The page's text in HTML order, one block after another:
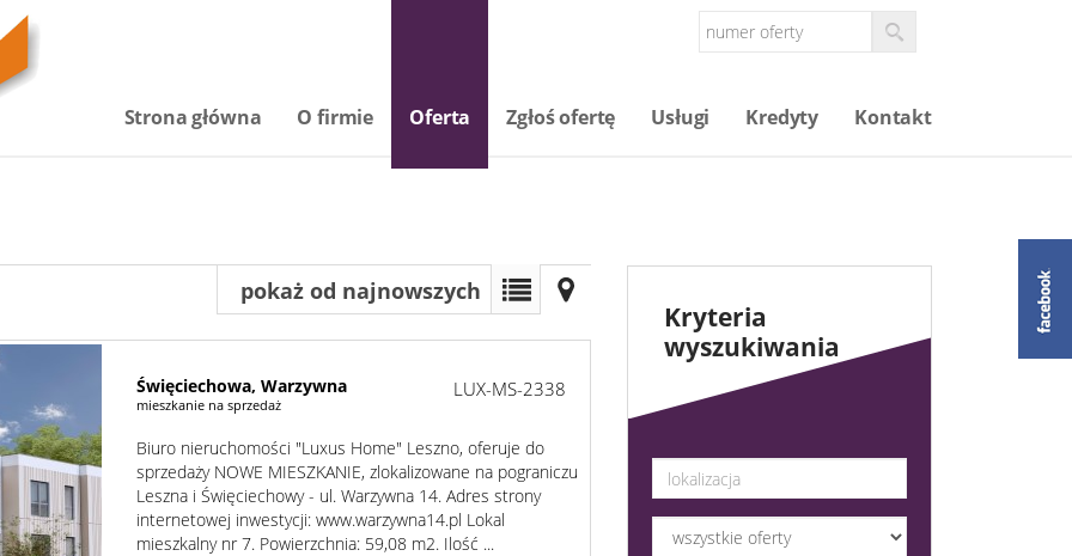
Strona główna O firmie Oferta Zgłoś ofertę Usługi Kredyty Kontakt
pokaż od najnowszych
Święciechowa, Warzywna
mieszkanie na sprzedaż
LUX-MS-2338
Biuro nieruchomości "Luxus Home" Leszno, oferuje do
sprzedaży NOWE MIESZKANIE, zlokalizowane na pograniczu
Leszna i Święciechowy - ul. Warzywna 14. Adres strony
internetowej inwestycji: www.warzywna14.pl Lokal
mieszkalny nr 7. Powierzchnia: 59,08 m2. Ilość ...
Kryteria
wyszukiwania